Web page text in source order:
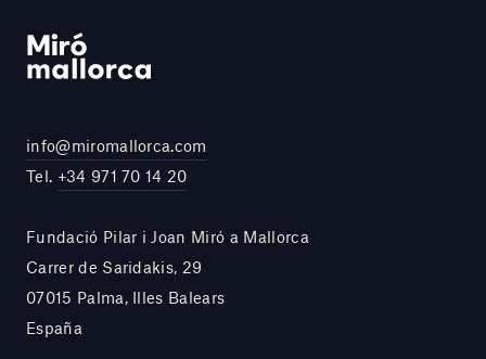
info@miromallorca.com
Tel. +34 971 70 14 20
Fundació Pilar i Joan Miró a Mallorca
Carrer de Saridakis, 29
07015 Palma, Illes Balears
España